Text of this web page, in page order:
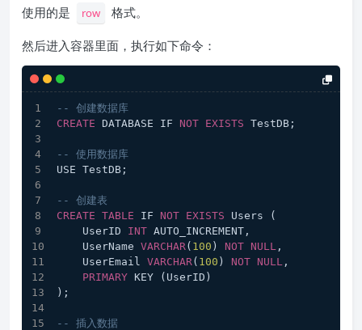
使用的是
row 格式。
然后进入容器里面，执行如下命令：
-- 创建数据库
CREATE DATABASE IF NOT EXISTS TestDB;
-- 使用数据库
USE TestDB;
-- 创建表
CREATE TABLE IF NOT EXISTS Users (
    UserID
INT AUTO_INCREMENT,
    UserName
VARCHAR( 100 ) NOT NULL ,
    UserEmail
VARCHAR( 100 ) NOT NULL ,
PRIMARY KEY (UserID)
);
-- 插入数据